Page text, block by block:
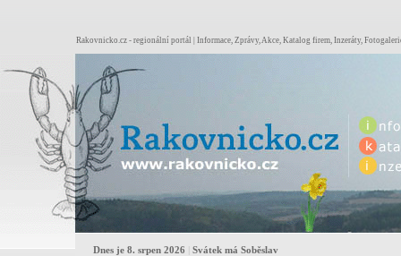
Rakovnicko.cz - regionální portál | Informace, Zprávy, Akce, Katalog firem, Inzeráty,
Dnes je 8. srpen 2026 Svátek má Soběslav